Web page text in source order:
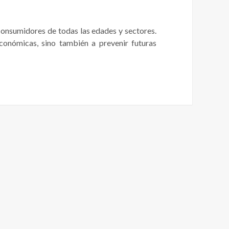
de todas las edades y sectores.
sino también a prevenir futuras